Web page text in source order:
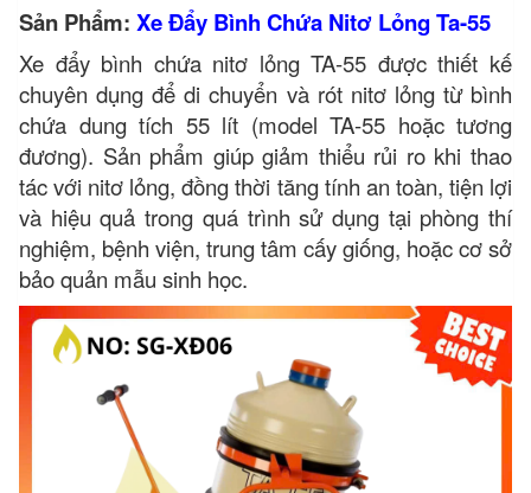
Sản Phẩm: Xe Đẩy Bình Chứa Nitơ Lỏng Ta-55
Xe đẩy bình chứa nitơ lỏng TA-55 được thiết kế
chuyên dụng để di chuyển và rót nitơ lỏng từ bình
chứa dung tích 55 lít (model TA-55 hoặc tương
đương). Sản phẩm giúp giảm thiểu rủi ro khi thao
tác với nitơ lỏng, đồng thời tăng tính an toàn, tiện lợi
và hiệu quả trong quá trình sử dụng tại phòng thí
nghiệm, bệnh viện, trung tâm cấy giống, hoặc cơ sở
bảo quản mẫu sinh học.